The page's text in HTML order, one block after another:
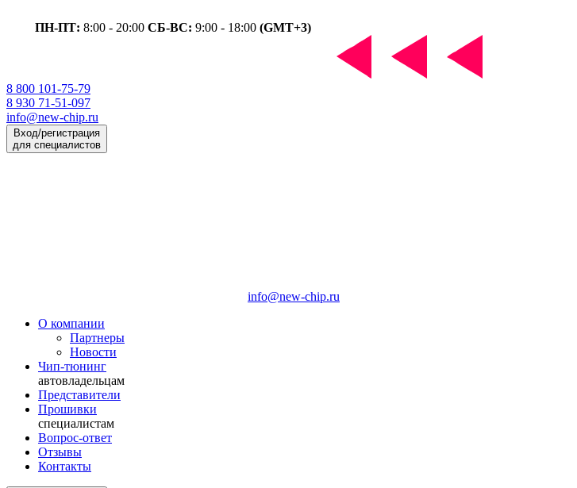
ПН-ПТ: 8:00 - 20:00 СБ-ВС: 9:00 - 18:00 (GMT+3)
8 800 101-75-79
8 930 71-51-097
info@new-chip.ru
Вход/регистрация
для специалистов
info@new-chip.ru
О компании
Партнеры
Новости
Чип-тюнинг
автовладельцам
Представители
Прошивки
специалистам
Вопрос-ответ
Отзывы
Контакты